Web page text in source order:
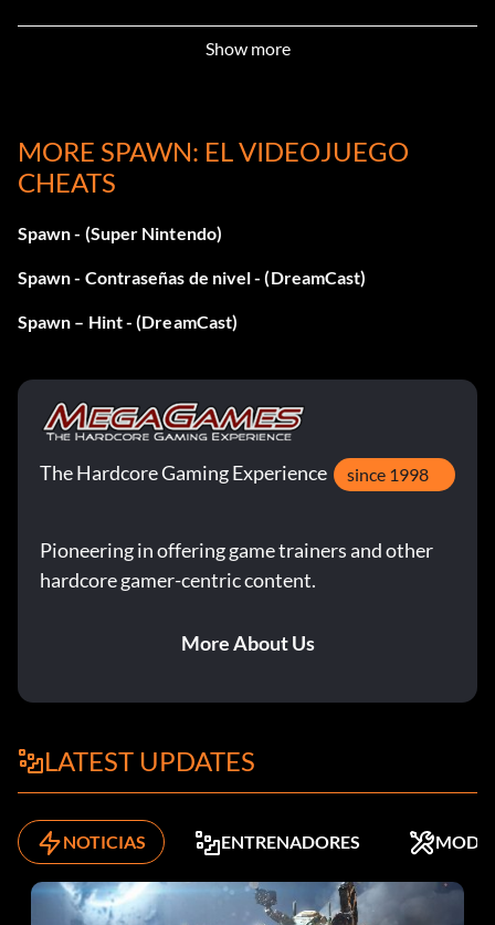
Show more
MORE SPAWN: EL VIDEOJUEGO
CHEATS
Spawn - (Super Nintendo)
Spawn - Contraseñas de nivel - (DreamCast)
Spawn – Hint - (DreamCast)
The Hardcore Gaming Experience since 1998
Pioneering in offering game trainers and other
hardcore gamer-centric content.
More About Us
LATEST UPDATES
NOTICIAS ENTRENADORES MODS